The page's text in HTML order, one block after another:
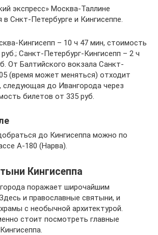
экспресс» Москва-Таллине
в Снкт-Петербурге и Кингисеппе.
Кингисепп – 10 ч 47 мин, стоимость
Санкт-Петербург-Кингисепп – 2 ч
От Балтийского вокзала Санкт-
(время может меняться) отходит
следующая до Ивангорода через
билетов от 335 руб.
до Кингисеппа можно по
А-180 (Нарва).
Кингисеппа
поражает широчайшим
и православные святыни, и
с необычной архитектурой.
стоит посмотреть главные